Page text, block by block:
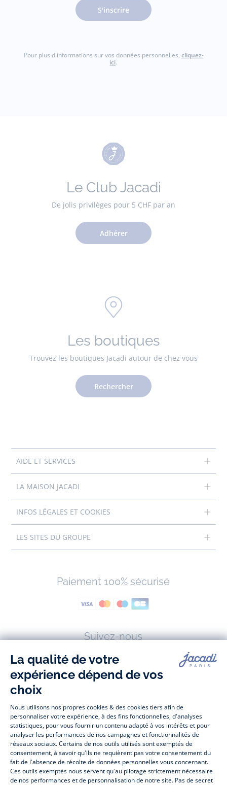
S'inscrire
Pour plus d'informations sur vos données personnelles, cliquez-
ici.
Le Club Jacadi
De jolis privilèges pour 5 CHF par an
Adhérer
Les boutiques
Trouvez les boutiques Jacadi autour de chez vous
Rechercher
AIDE ET SERVICES
LA MAISON JACADI
INFOS LÉGALES ET COOKIES
LES SITES DU GROUPE
Paiement 100% sécurisé
Suivez-nous
Facebook
Jacadi
Tiktok
Jacadi
Jacadi
Youtube
Jacadi Paris vous propose sur sa boutique en ligne une grande variété de
vêtements et chaussures , à la fois élégants et intemporels. Retrouvez,
entre autres, nos collections de body, blouse et combinaison pour les
nouveaux-nés , de t-shirt, pull et short pour les bébés et de pantalons,
chaussettes et accessoires pour les enfants de 1 mois à 12 ans.
Découvrez nos collections mode et tendance pour filles et garçons.
Profitez aussi de nos collections spéciales fête de fin d’année et trouvez
des idées cadeaux de Noël . Un heureux événement est arrivé ?